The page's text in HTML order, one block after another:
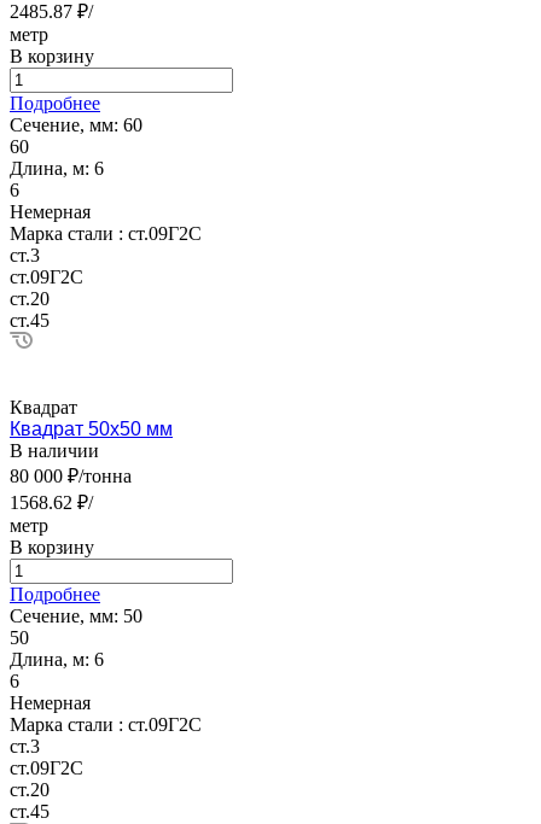
2485.87 ₽/
метр
В корзину
Подробнее
Сечение, мм: 60
60
Длина, м: 6
6
Немерная
Марка стали : ст.09Г2С
ст.3
ст.09Г2С
ст.20
ст.45
Квадрат
Квадрат 50х50 мм
В наличии
80 000 ₽/тонна
1568.62 ₽/
метр
В корзину
Подробнее
Сечение, мм: 50
50
Длина, м: 6
6
Немерная
Марка стали : ст.09Г2С
ст.3
ст.09Г2С
ст.20
ст.45